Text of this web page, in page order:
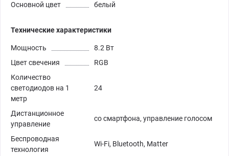
Основной цвет
белый
Технические характеристики
Мощность
8.2 Вт
Цвет свечения
RGB
Количество
светодиодов на 1
метр
24
Дистанционное
управление
со смартфона, управление голосом
Беспроводная
технология
Wi-Fi, Bluetooth, Matter